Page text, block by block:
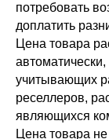
потребовать
доплатить
Цена товара
учитывающих
реселлеров,
являющихся
Цена товара